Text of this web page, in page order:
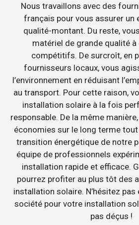
Nous travaillons avec des
français pour vous assurer un
qualité-montant. Du reste,
matériel de grande qualité
compétitifs. De surcroît, en
fournisseurs locaux, vous
l’environnement en réduisant
au transport. Pour cette raison,
installation solaire à la fois
responsable. De la même
économies sur le long terme
transition énergétique de notre
équipe de professionnels
installation rapide et efficace.
pourrez profiter au plus tôt des
installation solaire. N’hésitez
société pour votre installation
pas déçus !